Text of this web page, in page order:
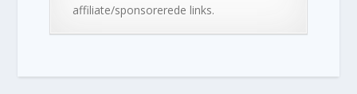
affiliate/sponsorerede links.